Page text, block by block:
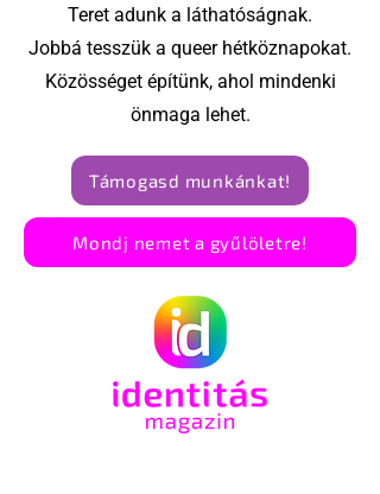
Teret adunk a láthatóságnak.
Jobbá tesszük a queer hétköznapokat.
Közösséget építünk, ahol mindenki
önmaga lehet.
Támogasd munkánkat!
Mondj nemet a gyűlöletre!